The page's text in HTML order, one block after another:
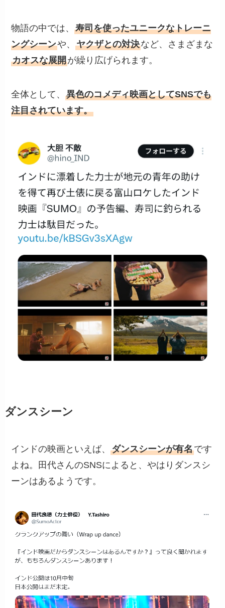
物語の中では、寿司を使ったユニークなトレーニ
ングシーンや、ヤクザとの対決など、さまざまな
カオスな展開が繰り広げられます。
全体として、異色のコメディ映画としてSNSでも
注目されています。
ダンスシーン
インドの映画といえば、ダンスシーンが有名です
よね。田代さんのSNSによると、やはりダンスシ
ーンはあるようです。